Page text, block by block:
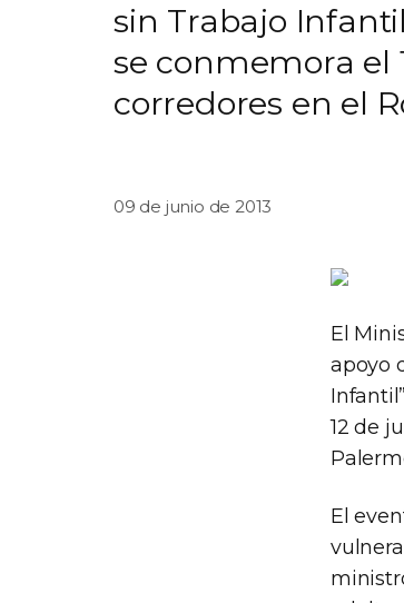
sin Trabajo
se conmemora el
corredores en el
09 de junio de 2013
El
apoyo
12 de
El